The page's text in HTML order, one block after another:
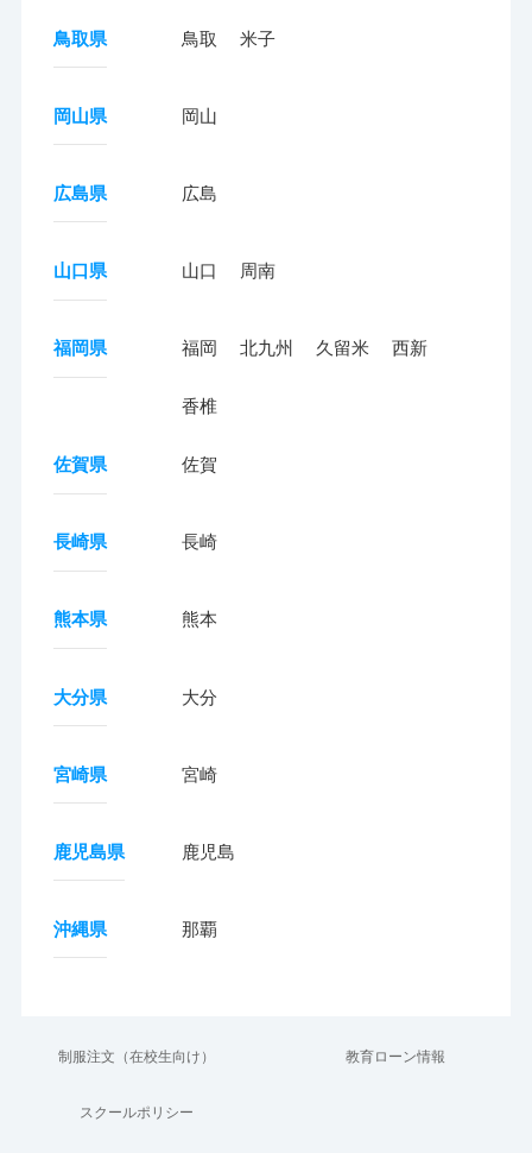
鳥取県 鳥取 米子
岡山県 岡山
広島県 広島
山口県 山口 周南
福岡県 福岡 北九州 久留米 西新
香椎
佐賀県 佐賀
長崎県 長崎
熊本県 熊本
大分県 大分
宮崎県 宮崎
鹿児島県 鹿児島
沖縄県 那覇
制服注文（在校生向け） 教育ローン情報
スクールポリシー